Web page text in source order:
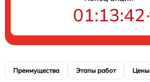
01:13:40
Преимущества Этапы работ Цены